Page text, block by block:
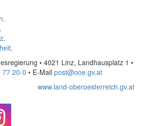
.
.
.
.
• 4021 Linz, Landhausplatz 1 •
77 20-0 • E-Mail post@ooe.gv.at
www.land-oberoesterreich.gv.at